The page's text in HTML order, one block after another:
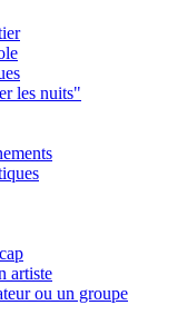
les nuits"
artiste
ou un groupe